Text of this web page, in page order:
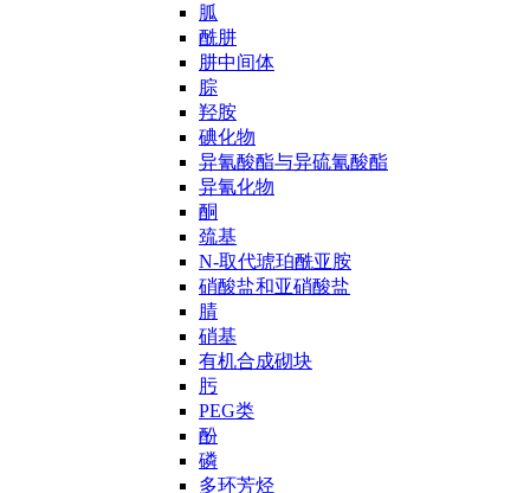
胍
酰肼
肼中间体
腙
羟胺
碘化物
异氰酸酯与异硫氰酸酯
异氰化物
酮
巯基
N-取代琥珀酰亚胺
硝酸盐和亚硝酸盐
腈
硝基
有机合成砌块
肟
PEG类
酚
磷
多环芳烃